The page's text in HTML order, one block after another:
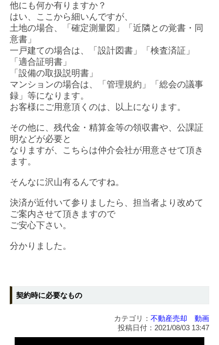
他にも何か有りますか？
はい、ここから細いんですが、
土地の場合、「確定測量図」「近隣との覚書・同
意書」
一戸建ての場合は、「設計図書」「検査済証」
「適合証明書」
「設備の取扱説明書」
マンションの場合は、「管理規約」「総会の議事
録」等になります。
お客様にご用意頂くのは、以上になります。
その他に、残代金・精算金等の領収書や、公課証
明などが必要と
なりますが、こちらは仲介会社が用意させて頂き
ます。
そんなに沢山有るんですね。
決済が近付いて参りましたら、担当者より改めて
ご案内させて頂きますので
ご安心下さい。
分かりました。
契約時に必要なもの
カテゴリ： 不動産売却 動画
投稿日付：2021/08/03 13:47